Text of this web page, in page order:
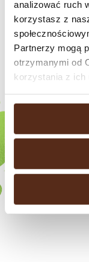
analizować ruch
korzystasz z
Partnerzy mogą
otrzymanymi od
korzystania z ich